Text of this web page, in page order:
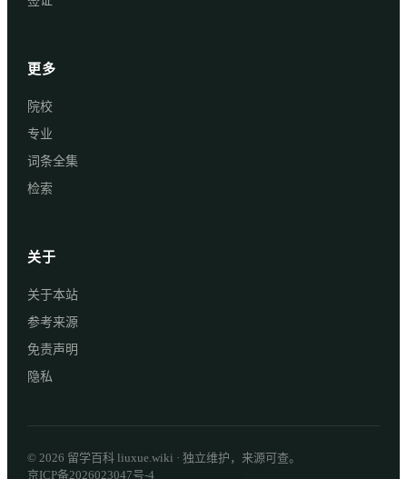
更多
院校
专业
词条全集
检索
关于
关于本站
参考来源
免责声明
隐私
© 2026 留学百科 liuxue.wiki · 独立维护，来源可查。
京ICP备2026023047号-4